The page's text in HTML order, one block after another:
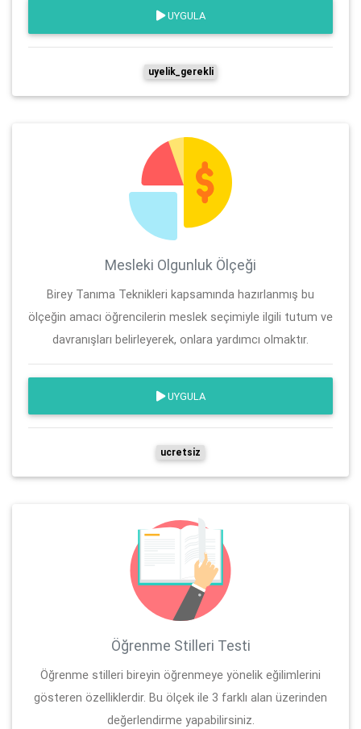
UYGULA
uyelik_gerekli
Mesleki Olgunluk Ölçeği
Birey Tanıma Teknikleri kapsamında hazırlanmış bu
ölçeğin amacı öğrencilerin meslek seçimiyle ilgili tutum ve
davranışları belirleyerek, onlara yardımcı olmaktır.
UYGULA
ucretsiz
Öğrenme Stilleri Testi
Öğrenme stilleri bireyin öğrenmeye yönelik eğilimlerini
gösteren özelliklerdir. Bu ölçek ile 3 farklı alan üzerinden
değerlendirme yapabilirsiniz.